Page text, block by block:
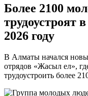
Более 2100
трудоустроят
2026 году
В Алматы начался
отрядов «Жасыл ел»,
трудоустроить более